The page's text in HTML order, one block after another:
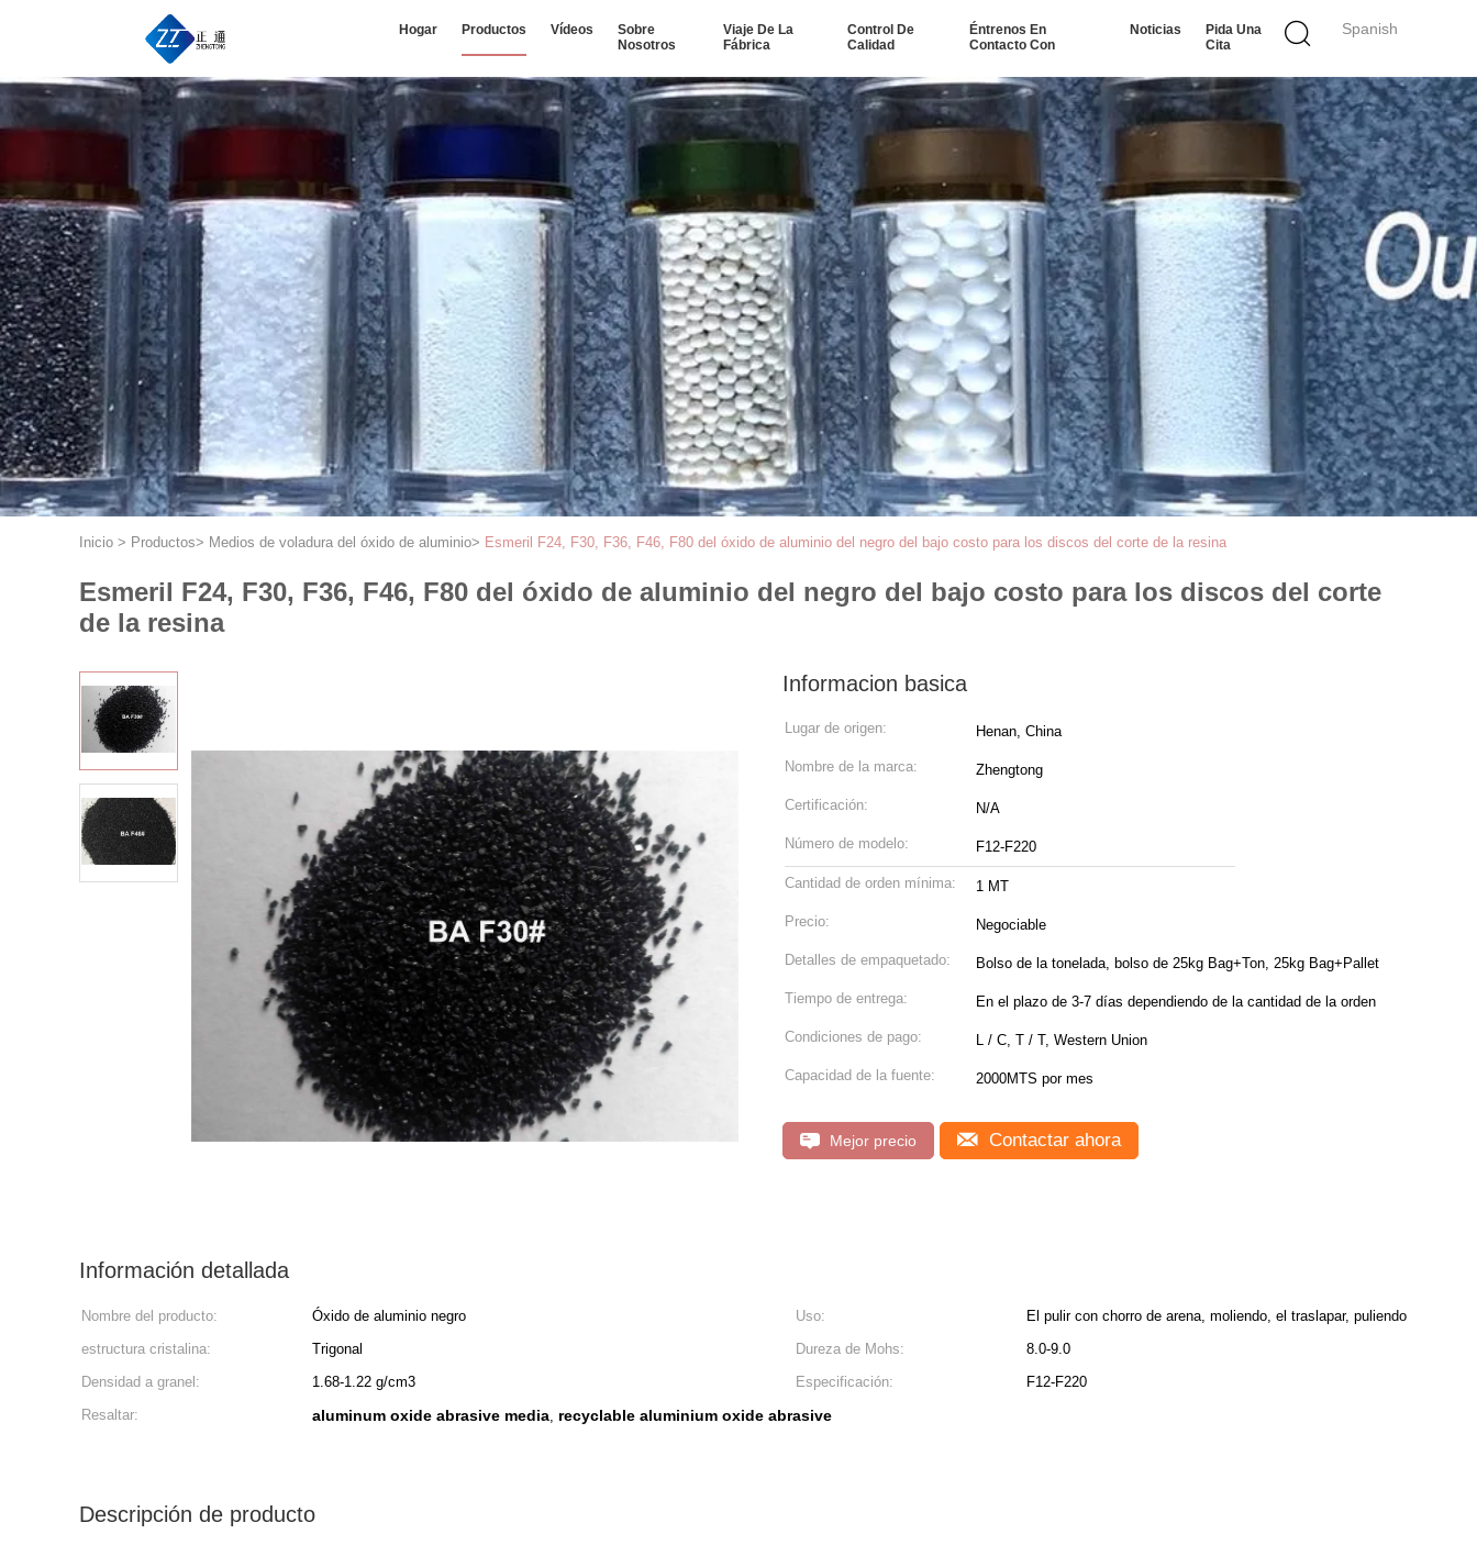
Spanish
Hogar Productos Vídeos
Sobre
Nosotros
Viaje De La
Fábrica
Control De
Calidad
Éntrenos En
Contacto Con
Noticias
Pida Una
Cita
Inicio > Productos> Medios de voladura del óxido de aluminio> Esmeril F24, F30, F36, F46, F80 del óxido de aluminio del negro del bajo costo para los discos del corte de la resina
Esmeril F24, F30, F36, F46, F80 del óxido de aluminio del negro del bajo costo para los discos del corte
de la resina
Informacion basica
Lugar de origen: Henan, China
Nombre de la marca: Zhengtong
Certificación: N/A
Número de modelo: F12-F220
Cantidad de orden mínima: 1 MT
Precio: Negociable
Detalles de empaquetado: Bolso de la tonelada, bolso de 25kg Bag+Ton, 25kg Bag+Pallet
Tiempo de entrega: En el plazo de 3-7 días dependiendo de la cantidad de la orden
Condiciones de pago: L / C, T / T, Western Union
Capacidad de la fuente: 2000MTS por mes
Mejor precio Contactar ahora
Información detallada
Nombre del producto: Óxido de aluminio negro Uso:
El pulir con chorro de arena, moliendo, el traslapar, puliendo
estructura cristalina:
Trigonal Dureza de Mohs:
8.0-9.0
Densidad a granel:
1.68-1.22 g/cm3 Especificación:
F12-F220
Resaltar:
aluminum oxide abrasive media, recyclable aluminium oxide abrasive
Descripción de producto